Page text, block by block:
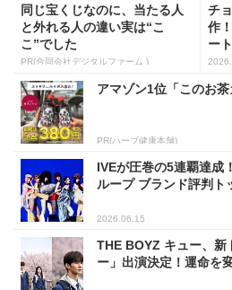
同じ宝くじなのに、当たる人
と外れる人の違い実は“こ
こ”でした
PR(合同会社デジタルファーム )
チ
作
ー
アマゾン1位「このお
PR(ハーブ健康本舗)
IVEが圧巻の5連覇達成
ループ ブランド評判ト
2026.06.15
THE BOYZ キュー、新
ー」出演決定！運命を